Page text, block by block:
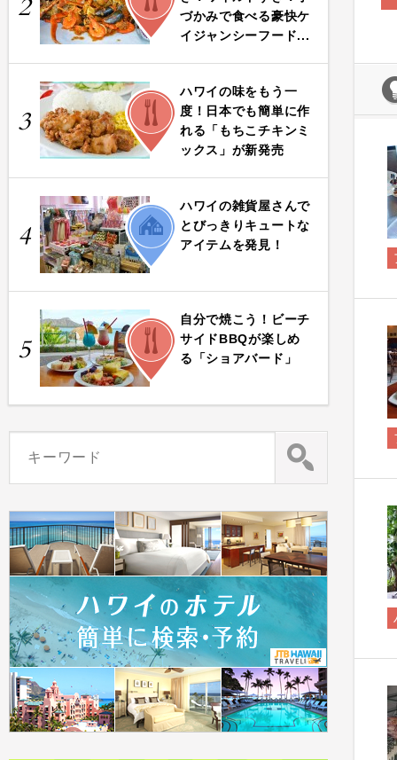
2
づかみで食べる豪快ケ
イジャンシーフード...
3
FOOD
ハワイの味をもう一
度！日本でも簡単に作
れる「もちこチキンミ
ックス」が新発売
4
LIFE
ハワイの雑貨屋さんで
とびっきりキュートな
アイテムを発見！
5
FOOD
自分で焼こう！ビーチ
サイドBBQが楽しめ
る「ショアバード」